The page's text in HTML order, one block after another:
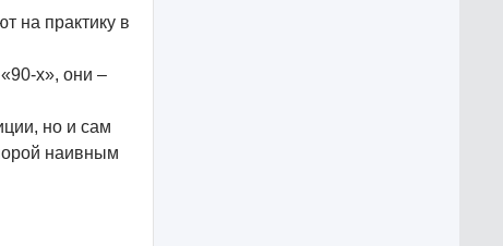
на практику в
х», они –
но и сам
наивным